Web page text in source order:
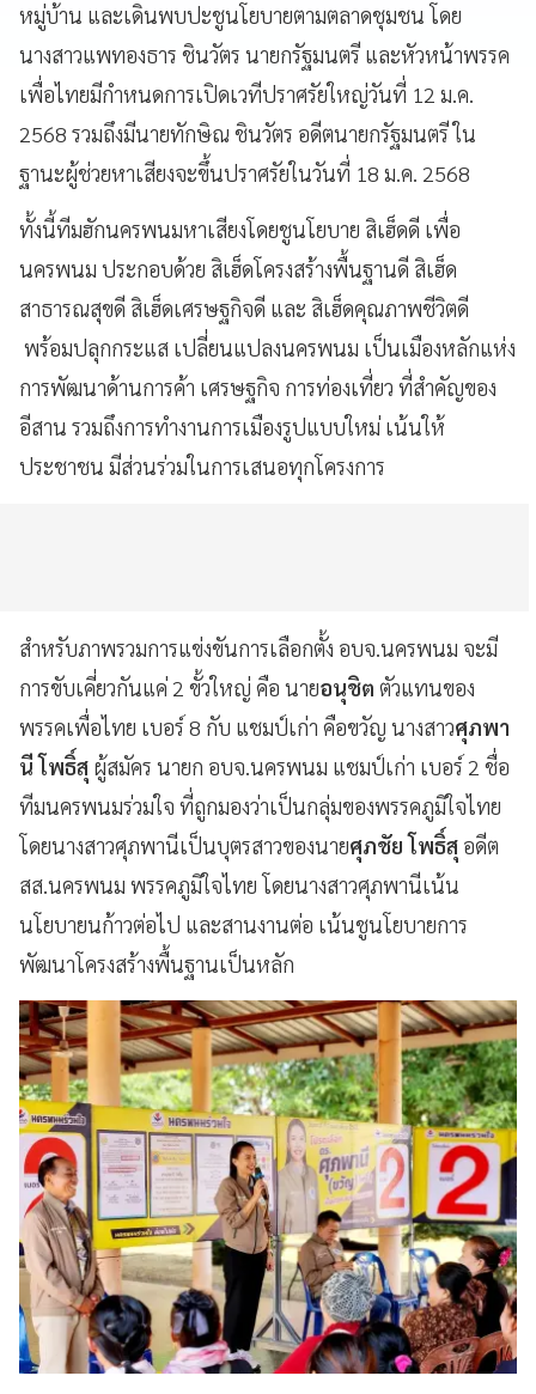
หมู่บ้าน และเดินพบปะชูนโยบายตามตลาดชุมชน โดย
นางสาวแพทองธาร ชินวัตร นายกรัฐมนตรี และหัวหน้าพรรค
เพื่อไทยมีกำหนดการเปิดเวทีปราศรัยใหญ่วันที่ 12 ม.ค.
2568 รวมถึงมีนายทักษิณ ชินวัตร อดีตนายกรัฐมนตรี ใน
ฐานะผู้ช่วยหาเสียงจะขึ้นปราศรัยในวันที่ 18 ม.ค. 2568
ทั้งนี้ทีมฮักนครพนมหาเสียงโดยชูนโยบาย สิเฮ็ดดี เพื่อ
นครพนม ประกอบด้วย สิเฮ็ดโครงสร้างพื้นฐานดี สิเฮ็ด
สาธารณสุขดี สิเฮ็ดเศรษฐกิจดี และ สิเฮ็ดคุณภาพชีวิตดี
พร้อมปลุกกระแส เปลี่ยนแปลงนครพนม เป็นเมืองหลักแห่ง
การพัฒนาด้านการค้า เศรษฐกิจ การท่องเที่ยว ที่สำคัญของ
อีสาน รวมถึงการทำงานการเมืองรูปแบบใหม่ เน้นให้
ประชาชน มีส่วนร่วมในการเสนอทุกโครงการ
สำหรับภาพรวมการแข่งขันการเลือกตั้ง อบจ.นครพนม จะมี
การขับเคี่ยวกันแค่ 2 ขั้วใหญ่ คือ นายอนุชิต ตัวแทนของ
พรรคเพื่อไทย เบอร์ 8 กับ แชมป์เก่า คือขวัญ นางสาวศุภพา
นี โพธิ์สุ ผู้สมัคร นายก อบจ.นครพนม แชมป์เก่า เบอร์ 2 ชื่อ
ทีมนครพนมร่วมใจ ที่ถูกมองว่าเป็นกลุ่มของพรรคภูมิใจไทย
โดยนางสาวศุภพานีเป็นบุตรสาวของนายศุภชัย โพธิ์สุ อดีต
สส.นครพนม พรรคภูมิใจไทย โดยนางสาวศุภพานีเน้น
นโยบายนก้าวต่อไป และสานงานต่อ เน้นชูนโยบายการ
พัฒนาโครงสร้างพื้นฐานเป็นหลัก